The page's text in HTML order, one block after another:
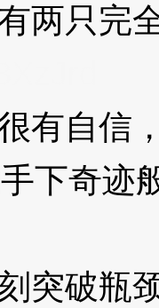
两只完
自信，
下奇迹
破瓶颈